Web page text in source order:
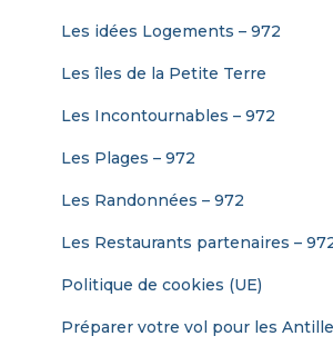
Les idées Logements – 972
Les îles de la Petite Terre
Les Incontournables – 972
Les Plages – 972
Les Randonnées – 972
Les Restaurants partenaires –
Politique de cookies (UE)
Préparer votre vol pour les